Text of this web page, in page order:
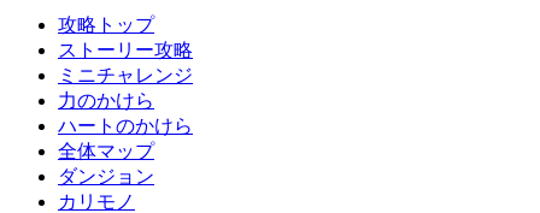
攻略トップ
ストーリー攻略
ミニチャレンジ
力のかけら
ハートのかけら
全体マップ
ダンジョン
カリモノ